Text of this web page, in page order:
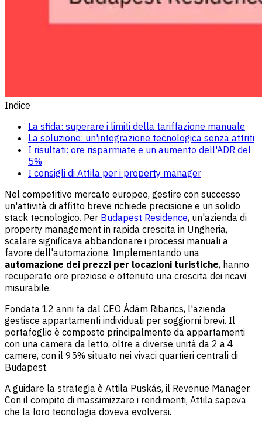
Indice
La sfida: superare i limiti della tariffazione manuale
La soluzione: un'integrazione tecnologica senza attriti
I risultati: ore risparmiate e un aumento dell'ADR del
5%
I consigli di Attila per i property manager
Nel competitivo mercato europeo, gestire con successo
un'attività di affitto breve richiede precisione e un solido
stack tecnologico. Per Budapest Residence, un'azienda di
property management in rapida crescita in Ungheria,
scalare significava abbandonare i processi manuali a
favore dell'automazione. Implementando una
automazione dei prezzi per locazioni turistiche, hanno
recuperato ore preziose e ottenuto una crescita dei ricavi
misurabile.
Fondata 12 anni fa dal CEO Ádám Ribarics, l'azienda
gestisce appartamenti individuali per soggiorni brevi. Il
portafoglio è composto principalmente da appartamenti
con una camera da letto, oltre a diverse unità da 2 a 4
camere, con il 95% situato nei vivaci quartieri centrali di
Budapest.
A guidare la strategia è Attila Puskás, il Revenue Manager.
Con il compito di massimizzare i rendimenti, Attila sapeva
che la loro tecnologia doveva evolversi.